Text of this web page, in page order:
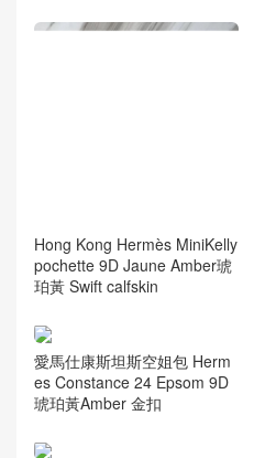
Hong Kong Hermès MiniKelly
pochette 9D Jaune Amber琥
珀黃 Swift calfskin
愛馬仕康斯坦斯空姐包 Herm
es Constance 24 Epsom 9D
琥珀黃Amber 金扣